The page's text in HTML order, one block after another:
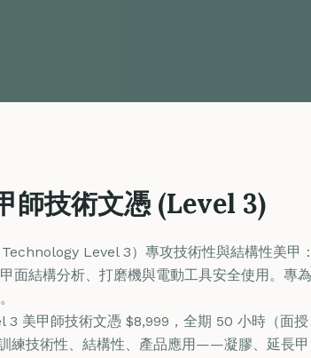
師技術文憑 (Level 3)
Level 3）專攻技術性與結構性美甲
面結構分析、打磨機與電動工具安全使用。專
美甲師技術文憑 $8,999，全期 50 小時（面
練技術性、結構性、產品應用——凝膠、延長